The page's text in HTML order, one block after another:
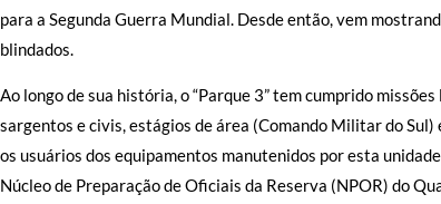
para a Segunda Guerra Mundial. Desde então, vem
blindados.
Ao longo de sua história, o “Parque 3” tem cumprido
sargentos e civis, estágios de área (Comando Militar do
os usuários dos equipamentos manutenidos por esta
Núcleo de Preparação de Oficiais da Reserva (NPOR) do